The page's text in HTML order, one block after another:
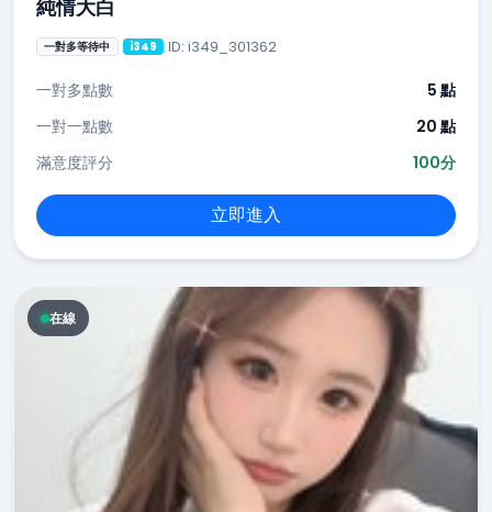
純情大白
一對多等待中 i349 ID: i349_301362
一對多點數
5 點
一對一點數
20 點
滿意度評分
100分
立即進入
在線